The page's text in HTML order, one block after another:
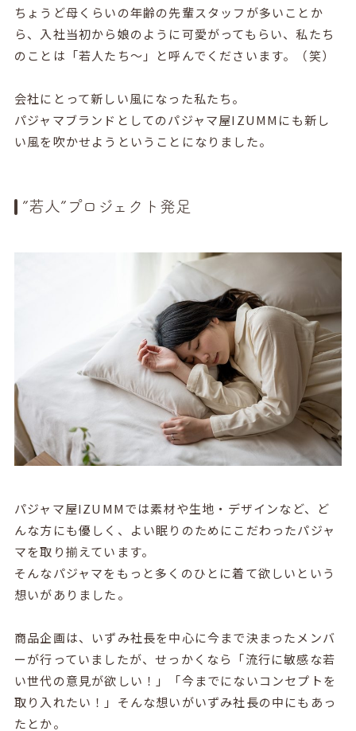
ちょうど母くらいの年齢の先輩スタッフが多いことか
ら、入社当初から娘のように可愛がってもらい、私たち
のことは「若人たち〜」と呼んでくださいます。（笑）
会社にとって新しい風になった私たち。
パジャマブランドとしてのパジャマ屋IZUMMにも新し
い風を吹かせようということになりました。
”若人”プロジェクト発足
パジャマ屋IZUMMでは素材や生地・デザインなど、ど
んな方にも優しく、よい眠りのためにこだわったパジャ
マを取り揃えています。
そんなパジャマをもっと多くのひとに着て欲しいという
想いがありました。
商品企画は、いずみ社長を中心に今まで決まったメンバ
ーが行っていましたが、せっかくなら「流行に敏感な若
い世代の意見が欲しい！」「今までにないコンセプトを
取り入れたい！」そんな想いがいずみ社長の中にもあっ
たとか。